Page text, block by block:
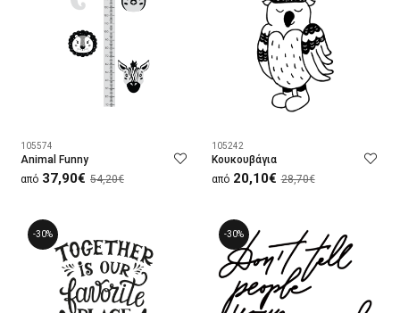
105574
Animal Funny
από 37,90€ 54,20€
105242
Κουκουβάγια
από 20,10€ 28,70€
-30% -30%